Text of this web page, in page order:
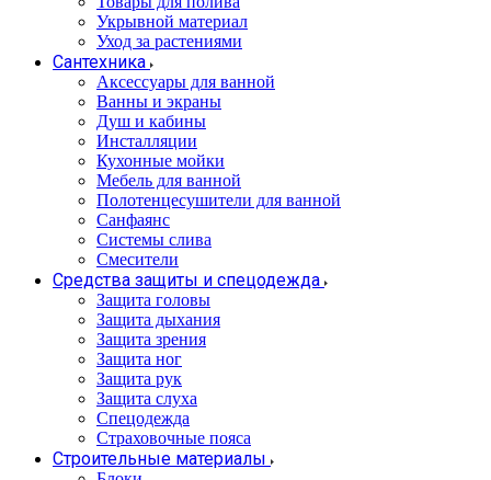
Укрывной материал
Уход за растениями
Сантехника
Аксессуары для ванной
Ванны и экраны
Душ и кабины
Инсталляции
Кухонные мойки
Мебель для ванной
Полотенцесушители для ванной
Санфаянс
Системы слива
Смесители
Средства защиты и спецодежда
Защита головы
Защита дыхания
Защита зрения
Защита ног
Защита рук
Защита слуха
Спецодежда
Страховочные пояса
Строительные материалы